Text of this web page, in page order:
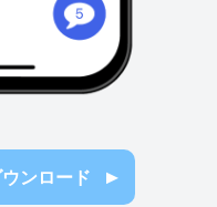
ンロード